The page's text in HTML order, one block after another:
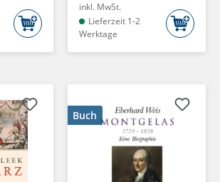
inkl. MwSt.
Lieferzeit 1-2
Werktage
Buch